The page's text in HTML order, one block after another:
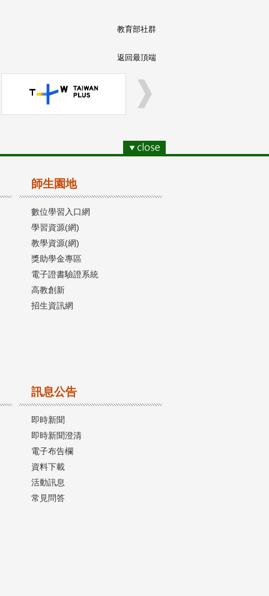
教育部社群
返回最頂端
師生園地
數位學習入口網
學習資源(網)
教學資源(網)
獎助學金專區
電子證書驗證系統
高教創新
招生資訊網
訊息公告
即時新聞
即時新聞澄清
電子布告欄
資料下載
活動訊息
常見問答